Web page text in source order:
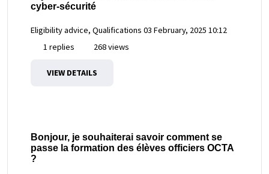
cyber-sécurité
Eligibility advice, Qualifications 03 February, 2025 10:12
1 replies
268 views
VIEW DETAILS
Bonjour, je souhaiterai savoir comment se
passe la formation des élèves officiers OCTA
?